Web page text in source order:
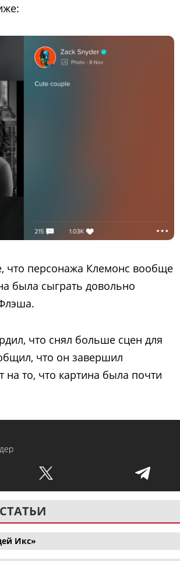
что персонажа Клемонс вообще
была сыграть довольно
что снял больше сцен для
что он завершил
на то, что картина была почти
Икс»